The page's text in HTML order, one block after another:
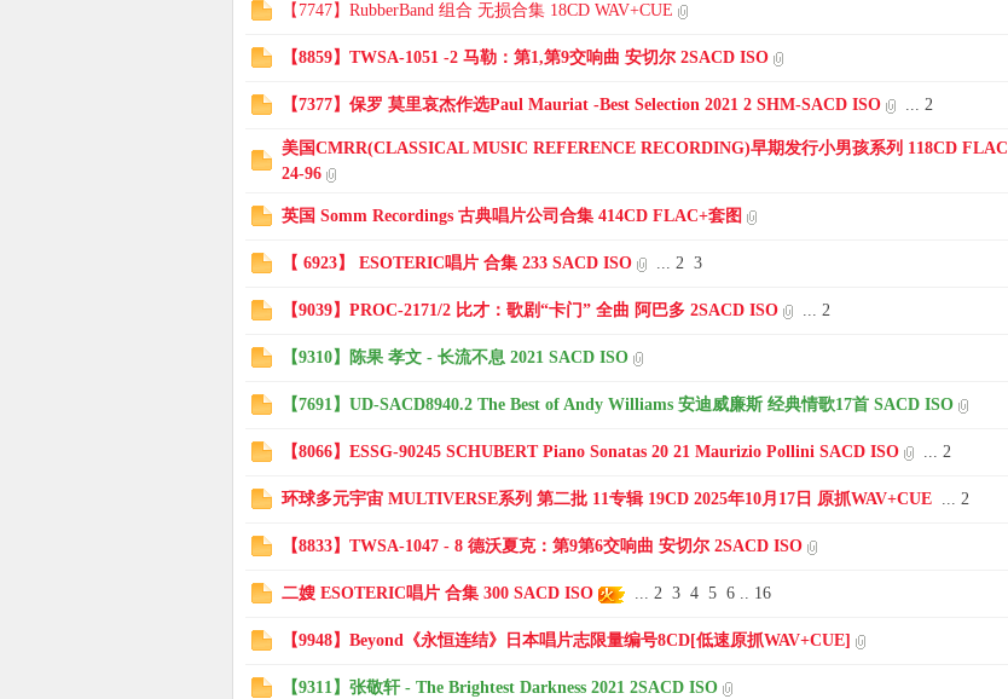
【7747】RubberBand 组合 无损合集 18CD WAV+CUE
【8859】TWSA-1051 -2 马勒：第1,第9交响曲 安切尔 2SACD ISO
【7377】保罗 莫里哀杰作选Paul Mauriat -Best Selection 2021 2 SHM-SACD ISO ... 2
美国CMRR(CLASSICAL MUSIC REFERENCE RECORDING)早期发行小男孩系列 118CD FLAC
24-96
英国 Somm Recordings 古典唱片公司合集 414CD FLAC+套图
【 6923】 ESOTERIC唱片 合集 233 SACD ISO ... 2 3
【9039】PROC-2171/2 比才：歌剧“卡门” 全曲 阿巴多 2SACD ISO ... 2
【9310】陈果 孝文 - 长流不息 2021 SACD ISO
【7691】UD-SACD8940.2 The Best of Andy Williams 安迪威廉斯 经典情歌17首 SACD ISO
【8066】ESSG-90245 SCHUBERT Piano Sonatas 20 21 Maurizio Pollini SACD ISO ... 2
环球多元宇宙 MULTIVERSE系列 第二批 11专辑 19CD 2025年10月17日 原抓WAV+CUE ... 2
【8833】TWSA-1047 - 8 德沃夏克：第9第6交响曲 安切尔 2SACD ISO
二嫂 ESOTERIC唱片 合集 300 SACD ISO ... 2 3 4 5 6 .. 16
【9948】Beyond《永恒连结》日本唱片志限量编号8CD[低速原抓WAV+CUE]
【9311】张敬轩 - The Brightest Darkness 2021 2SACD ISO